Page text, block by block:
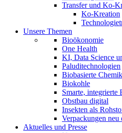
Transfer und Ko-
Ko-Kreation
Unsere Themen
Bioökonomie
One Health
KI, Data Science
Paluditechnologien
Biobasierte
Biokohle
Smarte, integrierte
Obstbau digital
Insekten als
Verpackungen neu
Aktuelles und Presse